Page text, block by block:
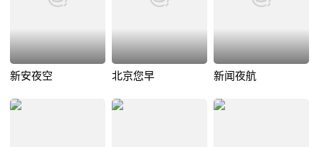
新安夜空 北京您早 新闻夜航